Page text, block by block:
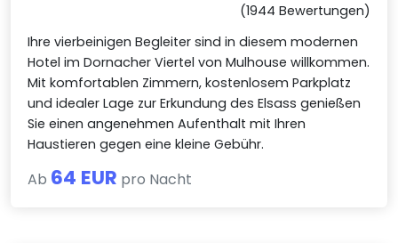
(1944 Bewertungen)
Ihre vierbeinigen Begleiter sind in diesem modernen
Hotel im Dornacher Viertel von Mulhouse willkommen.
Mit komfortablen Zimmern, kostenlosem Parkplatz
und idealer Lage zur Erkundung des Elsass genießen
Sie einen angenehmen Aufenthalt mit Ihren
Haustieren gegen eine kleine Gebühr.
Ab 64 EUR pro Nacht